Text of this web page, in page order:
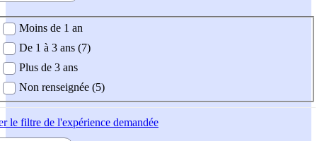
demandée
Moins de 1 an
De 1 à 3 ans (7)
Plus de 3 ans
Non renseignée (5)
le filtre de l'expérience demandée